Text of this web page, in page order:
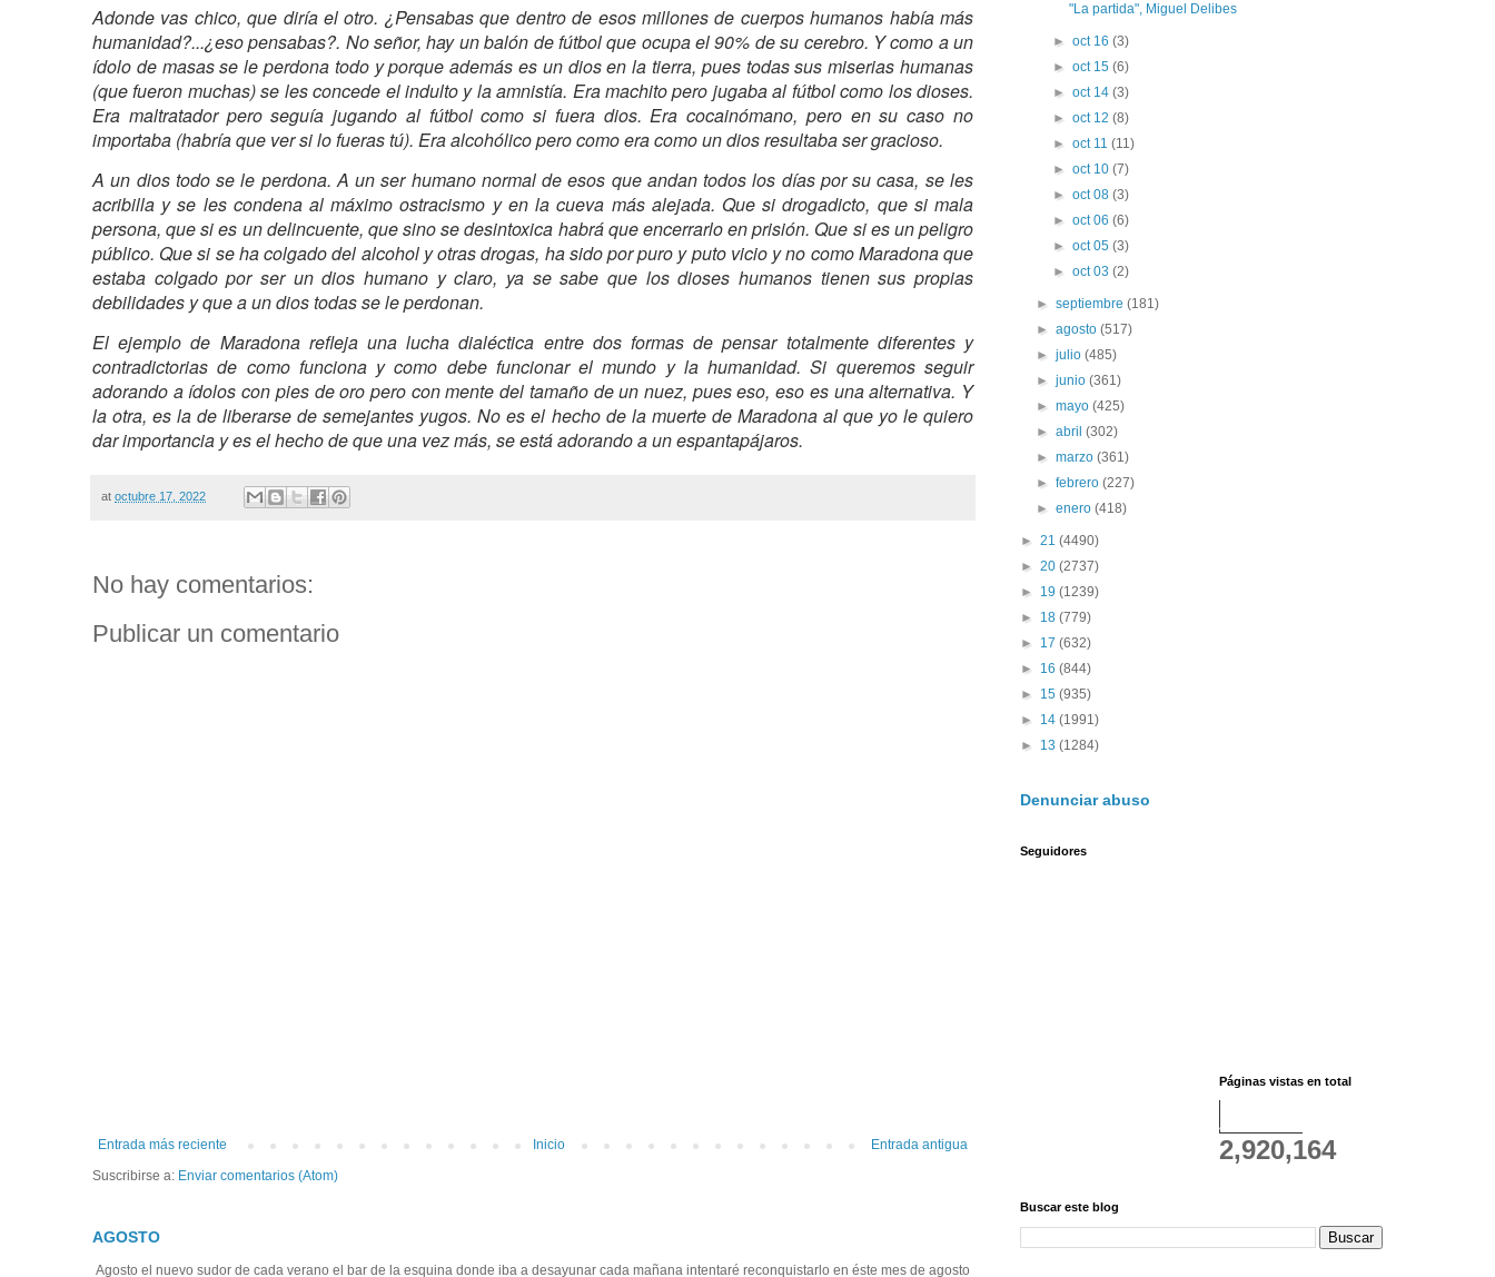
Adonde vas chico, que diría el otro. ¿Pensabas que dentro de esos millones de cuerpos humanos había más
humanidad?...¿eso pensabas?. No señor, hay un balón de fútbol que ocupa el 90% de su cerebro. Y como a un
ídolo de masas se le perdona todo y porque además es un dios en la tierra, pues todas sus miserias humanas
(que fueron muchas) se les concede el indulto y la amnistía. Era machito pero jugaba al fútbol como los dioses.
Era maltratador pero seguía jugando al fútbol como si fuera dios. Era cocainómano, pero en su caso no
importaba (habría que ver si lo fueras tú). Era alcohólico pero como era como un dios resultaba ser gracioso.
A un dios todo se le perdona. A un ser humano normal de esos que andan todos los días por su casa, se les
acribilla y se les condena al máximo ostracismo y en la cueva más alejada. Que si drogadicto, que si mala
persona, que si es un delincuente, que sino se desintoxica habrá que encerrarlo en prisión. Que si es un peligro
público. Que si se ha colgado del alcohol y otras drogas, ha sido por puro y puto vicio y no como Maradona que
estaba colgado por ser un dios humano y claro, ya se sabe que los dioses humanos tienen sus propias
debilidades y que a un dios todas se le perdonan.
El ejemplo de Maradona refleja una lucha dialéctica entre dos formas de pensar totalmente diferentes y
contradictorias de como funciona y como debe funcionar el mundo y la humanidad. Si queremos seguir
adorando a ídolos con pies de oro pero con mente del tamaño de un nuez, pues eso, eso es una alternativa. Y
la otra, es la de liberarse de semejantes yugos. No es el hecho de la muerte de Maradona al que yo le quiero
dar importancia y es el hecho de que una vez más, se está adorando a un espantapájaros.
at octubre 17, 2022
No hay comentarios:
Publicar un comentario
Entrada más reciente Entrada antigua
Inicio
Suscribirse a: Enviar comentarios (Atom)
AGOSTO
Agosto el nuevo sudor de cada verano el bar de la esquina donde iba a desayunar cada mañana intentaré reconquistarlo en éste mes de agosto
"La partida", Miguel Delibes
► oct 16 (3)
► oct 15 (6)
► oct 14 (3)
► oct 12 (8)
► oct 11 (11)
► oct 10 (7)
► oct 08 (3)
► oct 06 (6)
► oct 05 (3)
► oct 03 (2)
►septiembre(181)
►agosto(517)
►julio(485)
►junio(361)
►mayo(425)
►abril(302)
►marzo(361)
►febrero(227)
►enero(418)
► 21 (4490)
► 20 (2737)
► 19 (1239)
► 18 (779)
► 17 (632)
► 16 (844)
► 15 (935)
► 14 (1991)
► 13 (1284)
Denunciar abuso
Seguidores
Páginas vistas en total
2,920,164
Buscar este blog